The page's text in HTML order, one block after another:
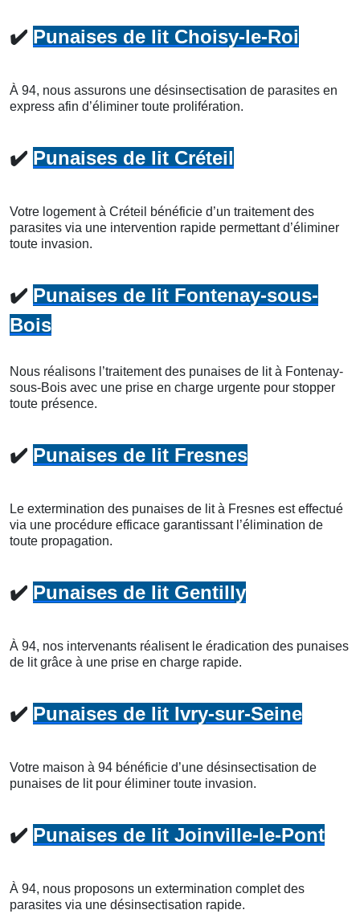
✔️ Punaises de lit Choisy-le-Roi
À 94, nous assurons une désinsectisation de parasites en
express afin d’éliminer toute prolifération.
✔️ Punaises de lit Créteil
Votre logement à Créteil bénéficie d’un traitement des
parasites via une intervention rapide permettant d’éliminer
toute invasion.
✔️ Punaises de lit Fontenay-sous-
Bois
Nous réalisons l’traitement des punaises de lit à Fontenay-
sous-Bois avec une prise en charge urgente pour stopper
toute présence.
✔️ Punaises de lit Fresnes
Le extermination des punaises de lit à Fresnes est effectué
via une procédure efficace garantissant l’élimination de
toute propagation.
✔️ Punaises de lit Gentilly
À 94, nos intervenants réalisent le éradication des punaises
de lit grâce à une prise en charge rapide.
✔️ Punaises de lit Ivry-sur-Seine
Votre maison à 94 bénéficie d’une désinsectisation de
punaises de lit pour éliminer toute invasion.
✔️ Punaises de lit Joinville-le-Pont
À 94, nous proposons un extermination complet des
parasites via une désinsectisation rapide.